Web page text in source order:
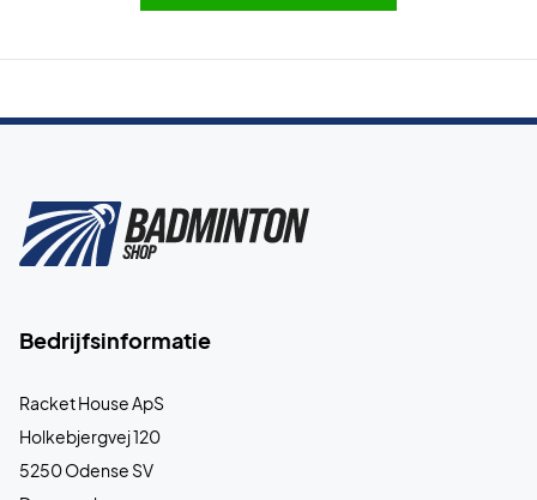
Bedrijfsinformatie
Racket House ApS
Holkebjergvej 120
5250 Odense SV